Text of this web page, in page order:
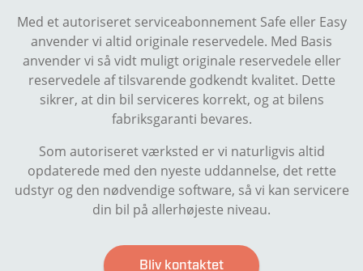
Med et autoriseret serviceabonnement Safe eller Easy
anvender vi altid originale reservedele. Med Basis
anvender vi så vidt muligt originale reservedele eller
reservedele af tilsvarende godkendt kvalitet. Dette
sikrer, at din bil serviceres korrekt, og at bilens
fabriksgaranti bevares.
Som autoriseret værksted er vi naturligvis altid
opdaterede med den nyeste uddannelse, det rette
udstyr og den nødvendige software, så vi kan servicere
din bil på allerhøjeste niveau.
Bliv kontaktet